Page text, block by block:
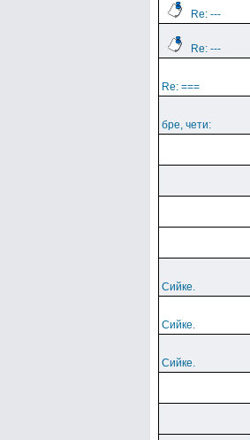
Re: ---
Re: ---
Re: ===
бре, чети:
Сийке.
Сийке.
Сийке.